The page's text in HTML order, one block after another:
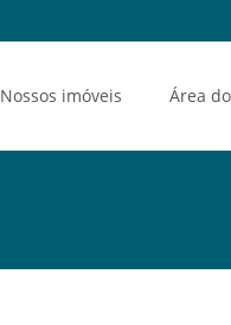
Nossos imóveis Área